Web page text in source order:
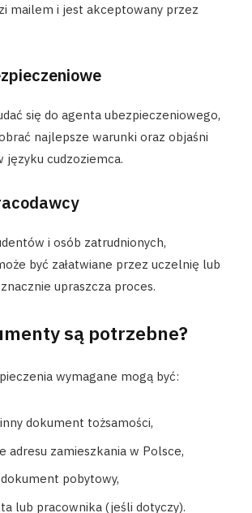
mailem i jest akceptowany przez
się do agenta ubezpieczeniowego,
najlepsze warunki oraz objaśni
języku cudzoziemca.
i osób zatrudnionych,
być załatwiane przez uczelnię lub
upraszcza proces.
są potrzebne?
wymagane mogą być:
dokument tożsamości,
adresu zamieszkania w Polsce,
pobytowy,
lub pracownika (jeśli dotyczy).